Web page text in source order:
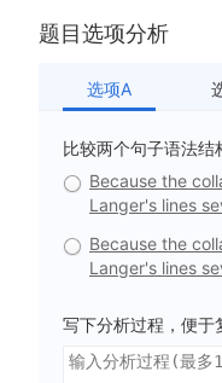
题目选项分析
选项A
比较两个句子语法结
Because the
Langer's lines
Because the
Langer's lines
写下分析过程，便于